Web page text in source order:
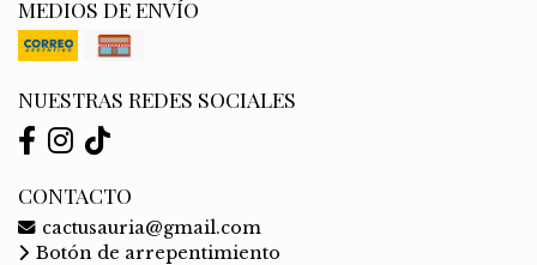
MEDIOS DE ENVÍO
NUESTRAS REDES SOCIALES
CONTACTO
cactusauria@gmail.com
Botón de arrepentimiento